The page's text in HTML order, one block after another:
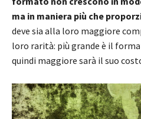
ma in maniera più che
deve sia alla loro maggiore
loro rarità: più grande è il
quindi maggiore sarà il suo